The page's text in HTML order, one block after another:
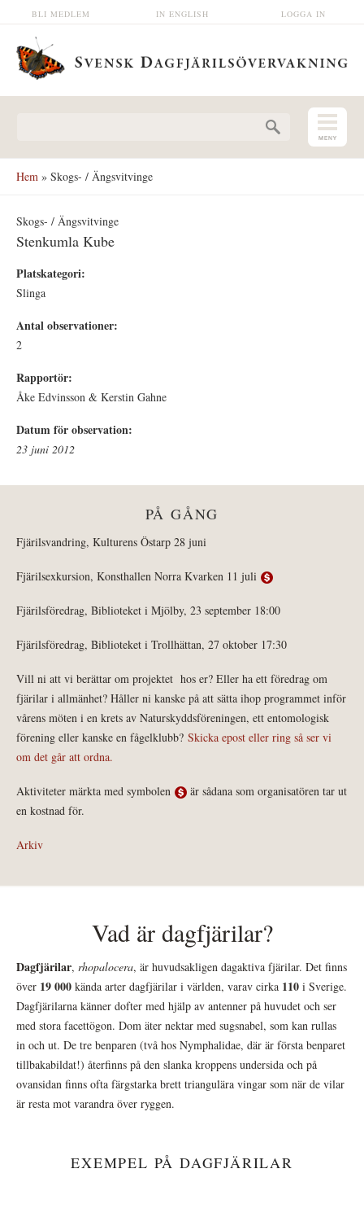
Hoppa till huvudinnehåll LOGGA IN
IN ENGLISH
BLI MEDLEM
Hem » Skogs- / Ängsvitvinge
Skogs- / Ängsvitvinge
Stenkumla Kube
Platskategori:
Slinga
Antal observationer:
2
Rapportör:
Åke Edvinsson & Kerstin Gahne
Datum för observation:
23 juni 2012
PÅ GÅNG
Fjärilsvandring, Kulturens Östarp 28 juni
Fjärilsexkursion, Konsthallen Norra Kvarken 11 juli
Fjärilsföredrag, Biblioteket i Mjölby, 23 september 18:00
Fjärilsföredrag, Biblioteket i Trollhättan, 27 oktober 17:30
Vill ni att vi berättar om projektet hos er? Eller ha ett föredrag om
fjärilar i allmänhet? Håller ni kanske på att sätta ihop programmet inför
vårens möten i en krets av Naturskyddsföreningen, ett entomologisk
förening eller kanske en fågelklubb? Skicka epost eller ring så ser vi
om det går att ordna.
Aktiviteter märkta med symbolen
är sådana som organisatören tar ut
en kostnad för.
Arkiv
Vad är dagfjärilar?
Dagfjärilar, rhopalocera, är huvudsakligen dagaktiva fjärilar. Det finns
över 19 000 kända arter dagfjärilar i världen, varav cirka 110 i Sverige.
Dagfjärilarna känner dofter med hjälp av antenner på huvudet och ser
med stora facettögon. Dom äter nektar med sugsnabel, som kan rullas
in och ut. De tre benparen (två hos Nymphalidae, där är första benparet
tillbakabildat!) återfinns på den slanka kroppens undersida och på
ovansidan finns ofta färgstarka brett triangulära vingar som när de vilar
är resta mot varandra över ryggen.
EXEMPEL PÅ DAGFJÄRILAR